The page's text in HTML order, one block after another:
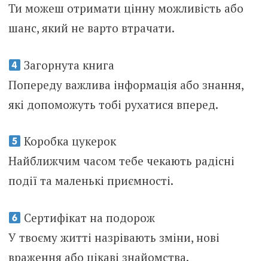
Ти можеш отримати цінну можливість або
шанс, який не варто втрачати.
Загорнута книга
Попереду важлива інформація або знання,
які допоможуть тобі рухатися вперед.
Коробка цукерок
Найближчим часом тебе чекають радісні
події та маленькі приємності.
Сертифікат на подорож
У твоєму житті назрівають зміни, нові
враження або цікаві знайомства.